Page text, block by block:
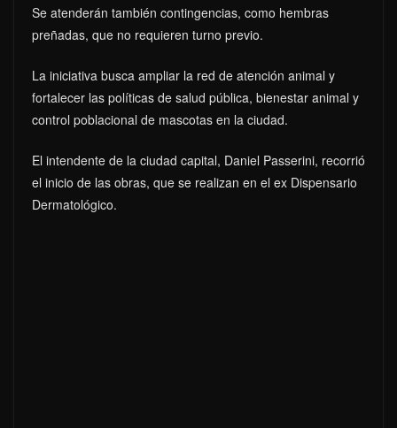
Se atenderán también contingencias, como hembras
preñadas, que no requieren turno previo.
La iniciativa busca ampliar la red de atención animal y
fortalecer las políticas de salud pública, bienestar animal y
control poblacional de mascotas en la ciudad.
El intendente de la ciudad capital, Daniel Passerini, recorrió
el inicio de las obras, que se realizan en el ex Dispensario
Dermatológico.